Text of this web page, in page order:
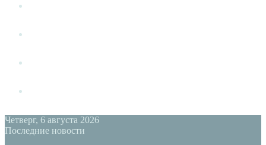
Четверг, 6 августа 2026
Последние новости